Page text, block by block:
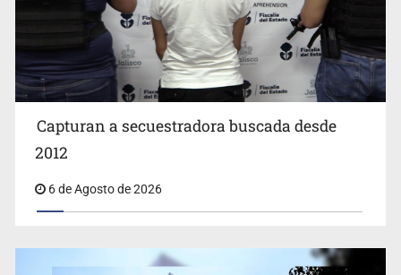
Cae ex mando por agresión a ex pareja y procesan a
agente por abuso a menor
Capturan a secuestradora buscada desde
2012
6 de Agosto de 2026